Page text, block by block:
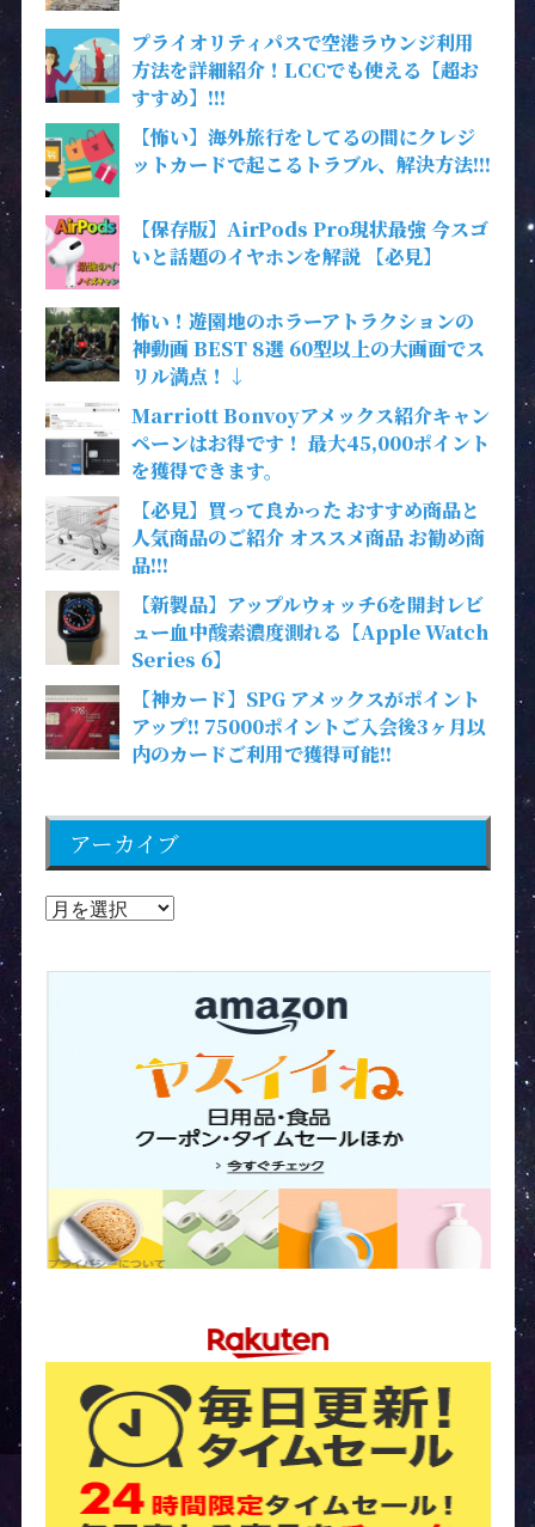
プライオリティパスで空港ラウンジ利用
方法を詳細紹介！LCCでも使える【超お
すすめ】!!!
【怖い】海外旅行をしてるの間にクレジ
ットカードで起こるトラブル、解決方法!!!
【保存版】AirPods Pro現状最強 今スゴ
いと話題のイヤホンを解説 【必見】
怖い！遊園地のホラーアトラクションの
神動画 BEST 8選 60型以上の大画面でス
リル満点！↓
Marriott Bonvoyアメックス紹介キャン
ペーンはお得です！ 最大45,000ポイント
を獲得できます。
【必見】買って良かった おすすめ商品と
人気商品のご紹介 オススメ商品 お勧め商
品!!!
【新製品】アップルウォッチ6を開封レビ
ュー血中酸素濃度測れる【Apple Watch
Series 6】
【神カード】SPG アメックスがポイント
アップ!! 75000ポイントご入会後3ヶ月以
内のカードご利用で獲得可能!!
アーカイブ